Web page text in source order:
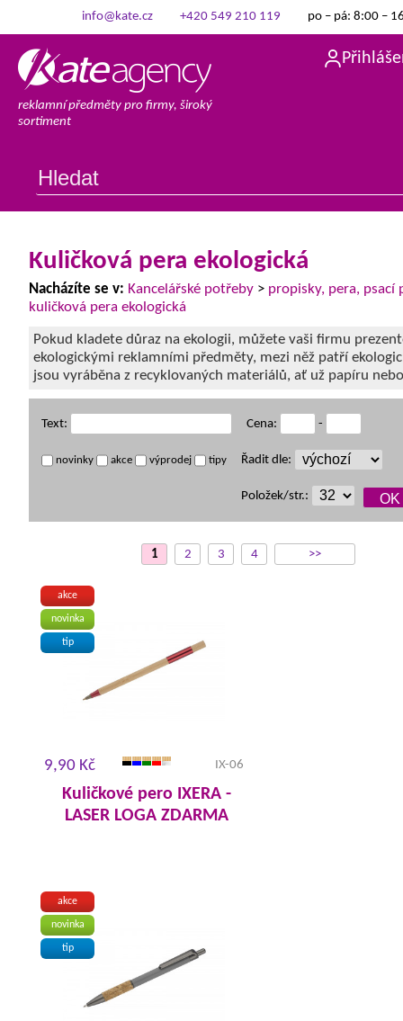
info@kate.cz +420 549 210 119 po – pá: 8:00 –
reklamní předměty pro firmy, široký
sortiment
Kuličková pera ekologická
Nacházíte se v: Kancelářské potřeby > propisky, pera, psací
kuličková pera ekologická
Pokud kladete důraz na ekologii, můžete vaši firmu
ekologickými reklamními předměty, mezi něž patří
jsou vyráběna z recyklovaných materiálů, ať už papíru
Text: Cena: -
novinky akce výprodej tipy Řadit dle:
Položek/str.:
1 2 3 4 >>
akce
novinka
tip
9,90 Kč IX-06
Kuličkové pero IXERA -
LASER LOGA ZDARMA
akce
novinka
tip